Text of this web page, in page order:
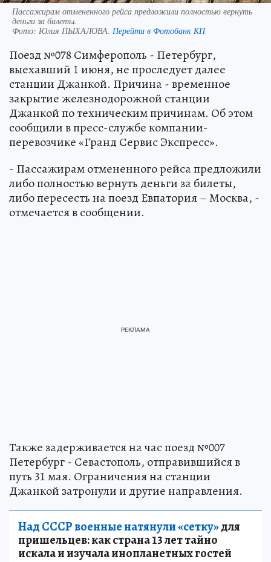
Пассажирам отмененного рейса предложили полностью вернуть
деньги за билеты.
Фото: Юлия ПЫХАЛОВА. Перейти в Фотобанк КП
Поезд №078 Симферополь - Петербург,
выехавший 1 июня, не проследует далее
станции Джанкой. Причина - временное
закрытие железнодорожной станции
Джанкой по техническим причинам. Об этом
сообщили в пресс-службе компании-
перевозчике «Гранд Сервис Экспресс».
- Пассажирам отмененного рейса предложили
либо полностью вернуть деньги за билеты,
либо пересесть на поезд Евпатория – Москва, -
отмечается в сообщении.
Также задерживается на час поезд №007
Петербург - Севастополь, отправившийся в
путь 31 мая. Ограничения на станции
Джанкой затронули и другие направления.
Над СССР военные натянули «сетку»для
пришельцев: как страна 13 лет тайно
искала и изучала инопланетных гостей